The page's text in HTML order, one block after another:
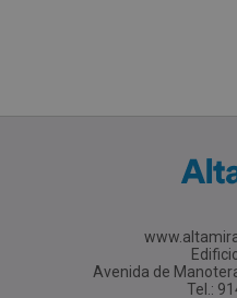
Avenida de
Tel.: